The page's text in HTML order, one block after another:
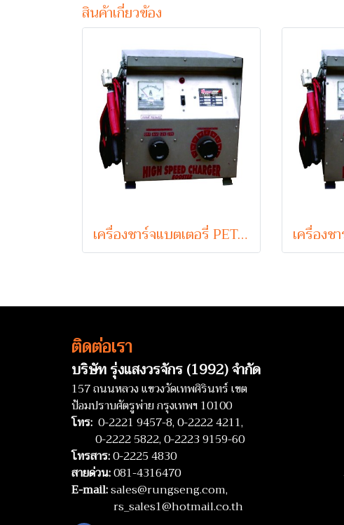
สินค้าเกี่ยวข้อง
เครื่องชาร์จแบตเตอรี่ PETCH รุ่น PST2460 (24V 60A Max)
ติดต่อเรา
บริษัท รุ่งแสงวรจักร (1992) จำกัด
157 ถนนหลวง แขวงวัดเทพศิรินทร์ เขต
ป้อมปราบศัตรูพ่าย กรุงเทพฯ 10100
โทร: 0-2221 9457-8,0-2222 4211,
0-2222 5822,0-2223 9159-60
โทรสาร:0-2225 4830
สายด่วน:081-4316470
E-mail:sales@rungseng.com,
rs_sales1@hotmail.co.th